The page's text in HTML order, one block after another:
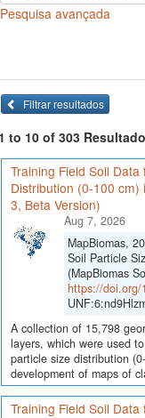
Pesquisa avançada
Filtrar resultados
to 10 of 303
Training Field Soil
Distribution (0-100 cm)
3, Beta Version)
Aug 7, 2026
MapBiomas,
Soil Particle
(MapBiomas
https://doi.org/
A collection of 15,798
layers, which were used
particle size distribution
development of maps of
Training Field Soil